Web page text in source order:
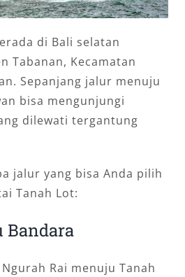
di Bali selatan
Tabanan, Kecamatan
Sepanjang jalur menuju
bisa mengunjungi
dilewati tergantung
jalur yang bisa Anda pilih
Tanah Lot:
Bandara
Rai menuju Tanah